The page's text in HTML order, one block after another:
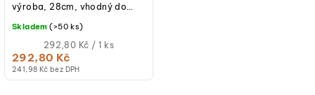
241,98 Kč bez DPH
292,80 Kč
Měrná
cena:
292,80 Kč / 1 ks
Skladem (>50 ks)
výroba, 28cm, vhodný do
provozu.